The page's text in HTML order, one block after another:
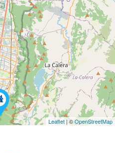
Leaflet | ©OpenStreetMap